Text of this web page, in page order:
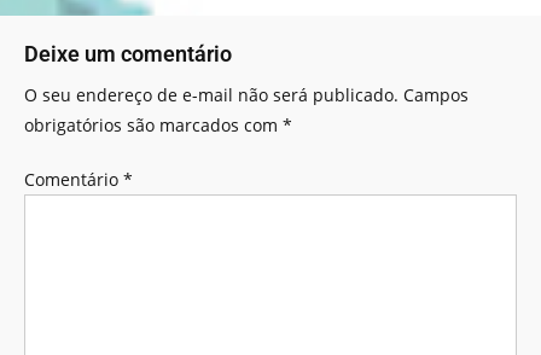
Deixe um comentário
O seu endereço de e-mail não será publicado. Campos
obrigatórios são marcados com *
Comentário *